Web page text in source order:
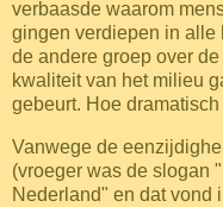
verbaasde waarom
gingen verdiepen in alle
de andere groep over
kwaliteit van het milieu
gebeurt. Hoe dramatisch
Vanwege de
(vroeger was de slogan
Nederland" en dat vond